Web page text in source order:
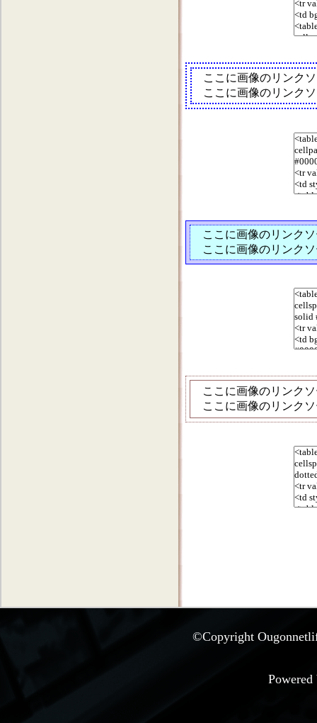
ここに画像のリンク
ここに画像のリンク
ここに画像のリンク
ここに画像のリンク
ここに画像のリンク
ここに画像のリンク
©Copyright